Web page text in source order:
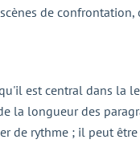
de
est central dans
la longueur des
de rythme ; il peut